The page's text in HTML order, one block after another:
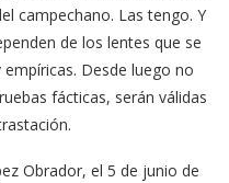
campechano. Las tengo. Y
de los lentes que se
Desde luego no
fácticas, serán válidas
Obrador, el 5 de junio de